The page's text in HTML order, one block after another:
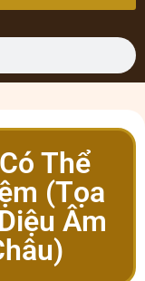
Thể
(Tọa
Âm